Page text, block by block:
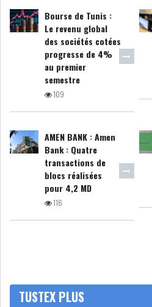
ARCHIVES DES COURS
HISTORIQUE ANALYSES HEBDOMADAIRES
SICAV
GRAPHIQUE DU TUNINDEX
SECTEURS
Bourse de Tunis :
Le revenu global
des sociétés cotées
progresse de 4%
au premier
semestre
109
AMEN BANK : Amen
Bank : Quatre
transactions de
blocs réalisées
pour 4,2 MD
116
TUSTEX PLUS